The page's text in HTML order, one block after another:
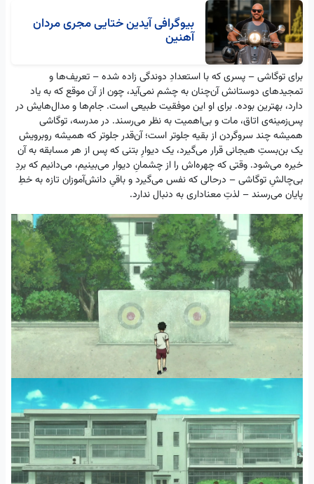
بیوگرافی آیدین ختایی مجری مردان
آهنین
برای توگاشی – پسری که با استعدادِ دوندگی زاده شده – تعریف‌ها و
تمجیدهای دوستانش آن‌چنان به چشم نمی‌آید، چون از آن موقع که به یاد
دارد، بهترین بوده. برای او این موفقیت طبیعی است. جام‌ها و مدال‌هایش در
پس‌زمینه‌‌ی اتاق، مات و بی‌اهمیت به نظر می‌رسند. در مدرسه، توگاشی
همیشه چند سروگردن از بقیه جلوتر است؛ آن‌قدر جلوتر که همیشه روبرویش
یک بن‌بستِ هیجانی قرار می‌گیرد، یک دیوارِ بتنی که پس از هر مسابقه به آن
خیره می‌شود. وقتی که چهره‌اش را از چشمانِ دیوار می‌بینیم، می‌دانیم که بردِ
بی‌چالشِ توگاشی – درحالی که نفس می‌گیرد و باقیِ دانش‌آموزان تازه به خطِ
پایان می‌رسند – لذتِ معناداری به دنبال ندارد.